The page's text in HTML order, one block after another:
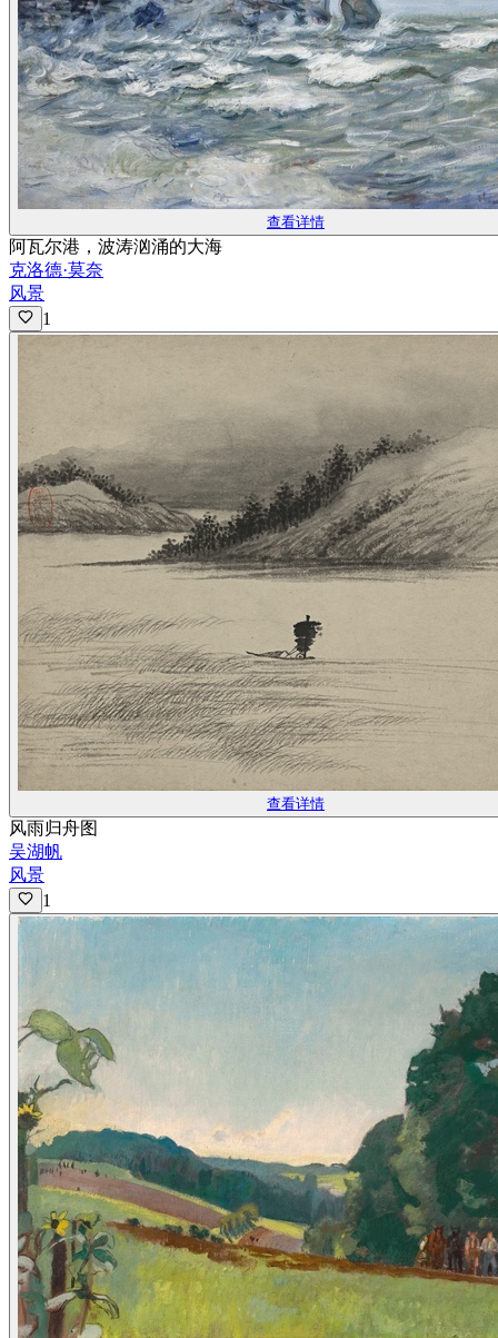
查看详情
阿瓦尔港，波涛汹涌的大海
克洛德·莫奈
风景
1
查看详情
风雨归舟图
吴湖帆
风景
1